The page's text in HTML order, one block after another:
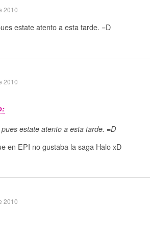
2010
estate atento a esta tarde. =D
2010
estate atento a esta tarde. =D
en EPI no gustaba la saga Halo xD
2010